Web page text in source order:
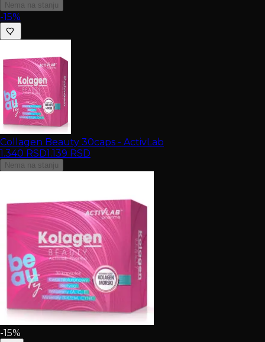
Nema na stanju
-15%
Collagen Beauty 30caps - ActivLab
1.340 RSD1.139 RSD
Nema na stanju
-15%